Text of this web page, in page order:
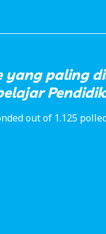
yang paling
out of 1.125